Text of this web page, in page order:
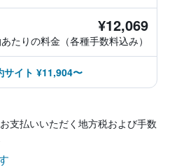
¥12,069
たりの料金（各種手数料込み）
サイト ¥11,904〜
支払いいただく地方税および手数